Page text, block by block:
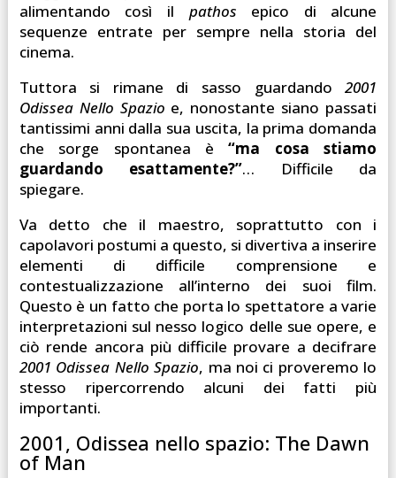
alimentando così il pathos epico di alcune
sequenze entrate per sempre nella storia del
cinema.
Tuttora si rimane di sasso guardando2001
Odissea Nello Spazio e, nonostante siano passati
tantissimi anni dalla sua uscita, la prima domanda
che sorge spontanea è“ma cosa stiamo
guardando esattamente?”… Difficile da
spiegare.
Va detto che il maestro, soprattutto con i
capolavori postumi a questo, si divertiva a inserire
elementi di difficile comprensione e
contestualizzazione all’interno dei suoi film.
Questo è un fatto che porta lo spettatore a varie
interpretazioni sul nesso logico delle sue opere, e
ciò rende ancora più difficile provare a decifrare
2001 Odissea Nello Spazio, ma noi ci proveremo lo
stesso ripercorrendo alcuni dei fatti più
importanti.
2001, Odissea nello spazio: The Dawn
of Man